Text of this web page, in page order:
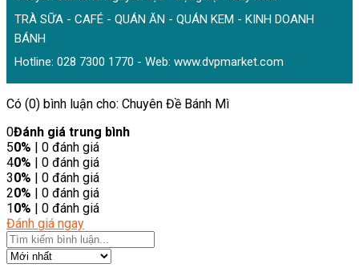
TRÀ SỮA - CAFÉ - QUÁN ĂN - QUÁN KEM - KINH DOANH
BÁNH
Hotline: 028 7300 1770 - Web: www.dvpmarket.com
Có (0) bình luận cho: Chuyên Đề Bánh Mì
0Đánh giá trung bình
50% | 0 đánh giá
40% | 0 đánh giá
30% | 0 đánh giá
20% | 0 đánh giá
1 0% | 0 đánh giá
Đánh giá ngay